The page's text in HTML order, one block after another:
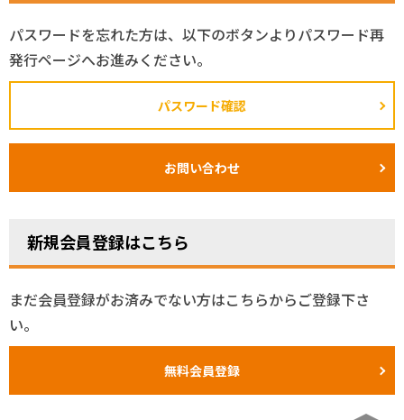
新規会員登録はこちら
まだ会員登録がお済みでない方はこちらからご登録下さ
い。
無料会員登録
パスワードを忘れた方は、以下のボタンよりパスワード再
発行ページへお進みください。
パスワード確認
お問い合わせ